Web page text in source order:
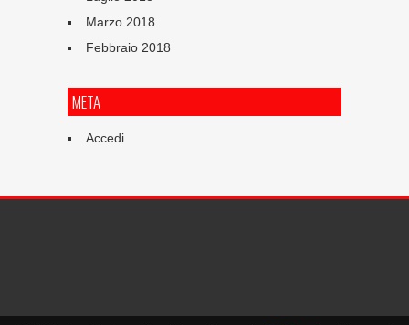
Marzo 2018
Febbraio 2018
META
Accedi